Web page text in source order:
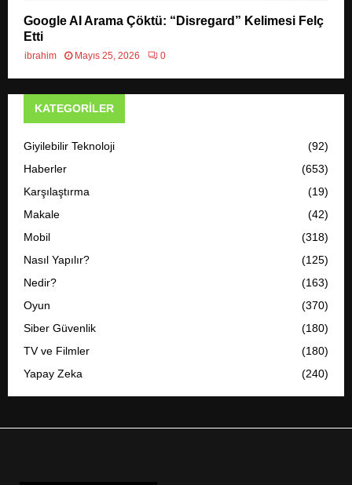
Google AI Arama Çöktü: “Disregard” Kelimesi Felç
Etti
ibrahim Mayıs 25, 2026 0
KATEGORILER
Giyilebilir Teknoloji
(92)
Haberler
(653)
Karşılaştırma
(19)
Makale
(42)
Mobil
(318)
Nasıl Yapılır?
(125)
Nedir?
(163)
Oyun
(370)
Siber Güvenlik
(180)
TV ve Filmler
(180)
Yapay Zeka
(240)